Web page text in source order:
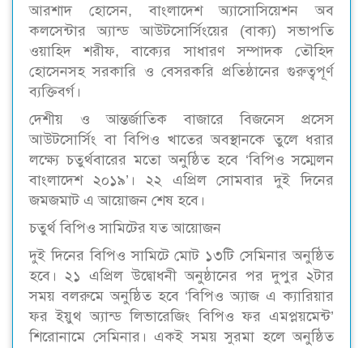
আরশাদ হোসেন, বাংলাদেশ অ্যাসোসিয়েশন অব
কলসেন্টার অ্যান্ড আউটসোর্সিংয়ের (বাক্য) সভাপতি
ওয়াহিদ শরীফ, বাক্যের সাধারণ সম্পাদক তৌহিদ
হোসেনসহ সরকারি ও বেসরকরি প্রতিষ্ঠানের গুরুত্বপূর্ণ
ব্যক্তিবর্গ।
দেশীয় ও আন্তর্জাতিক বাজারে বিজনেস প্রসেস
আউটসোর্সিং বা বিপিও খাতের অবস্থানকে তুলে ধরার
লক্ষ্যে চতুর্থবারের মতো অনুষ্ঠিত হবে ‘বিপিও সম্মেলন
বাংলাদেশ ২০১৯’। ২২ এপ্রিল সোমবার দুই দিনের
জমজমাট এ আয়োজন শেষ হবে।
চতুর্থ বিপিও সামিটের যত আয়োজন
দুই দিনের বিপিও সামিটে মোট ১৩টি সেমিনার অনুষ্ঠিত
হবে। ২১ এপ্রিল উদ্বোধনী অনুষ্ঠানের পর দুপুর ২টার
সময় বলরুমে অনুষ্ঠিত হবে ‘বিপিও অ্যাজ এ ক্যারিয়ার
ফর ইয়ুথ অ্যান্ড লিভারেজিং বিপিও ফর এমপ্লয়মেন্ট’
শিরোনামে সেমিনার। একই সময় সুরমা হলে অনুষ্ঠিত